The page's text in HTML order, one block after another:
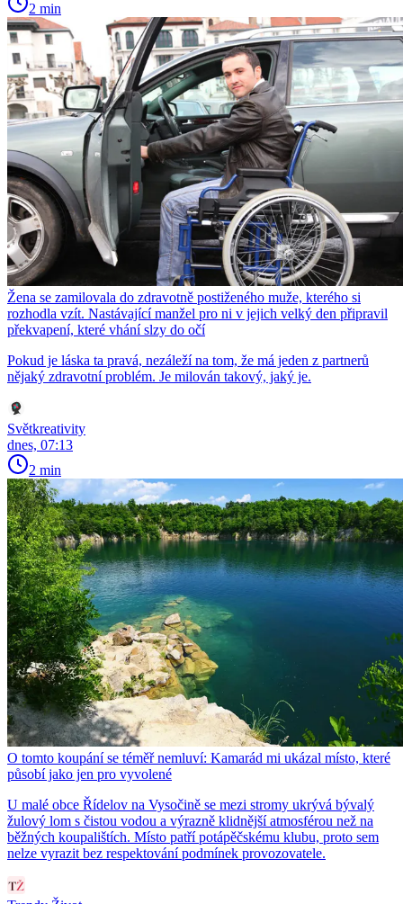
2 min
Žena se zamilovala do zdravotně postiženého muže, kterého si
rozhodla vzít. Nastávající manžel pro ni v jejich velký den připravil
překvapení, které vhání slzy do očí
Pokud je láska ta pravá, nezáleží na tom, že má jeden z partnerů
nějaký zdravotní problém. Je milován takový, jaký je.
Světkreativity
dnes, 07:13
2 min
O tomto koupání se téměř nemluví: Kamarád mi ukázal místo, které
působí jako jen pro vyvolené
U malé obce Řídelov na Vysočině se mezi stromy ukrývá bývalý
žulový lom s čistou vodou a výrazně klidnější atmosférou než na
běžných koupalištích. Místo patří potápěčskému klubu, proto sem
nelze vyrazit bez respektování podmínek provozovatele.